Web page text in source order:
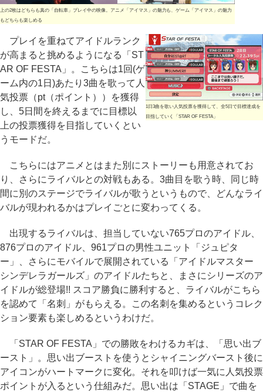
上の2枚はどちらも真の「自転車」プレイ中の映像。アニメ「アイマス」の魅力も、ゲーム「アイマス」の魅力
もどちらも楽しめる
1日3曲を歌い人気投票を獲得して、全5日で目標達成を
目指していく「STAR OF FESTA」
プレイを重ねてアイドルランク
が高まると挑めるようになる「ST
AR OF FESTA」。こちらは1回(ゲ
ーム内の1日)あたり3曲を歌って人
気投票（pt（ポイント））を獲得
し、5日間を終えるまでに目標以
上の投票獲得を目指していくとい
うモードだ。
こちらにはアニメとはまた別にストーリーも用意されてお
り、さらにライバルとの対戦もある。3曲目を歌う時、同じ時
間に別のステージでライバルが歌うというもので、どんなライ
バルが現われるかはプレイごとに変わってくる。
出現するライバルは、担当していない765プロのアイドル、
876プロのアイドル、961プロの男性ユニット「ジュピタ
ー」、さらにモバイルで展開されている「アイドルマスター
シンデレラガールズ」のアイドルたちと、まさにシリーズのア
イドルが総登場!! スコア勝負に勝利すると、ライバルがこちら
を認めて「名刺」がもらえる。この名刺を集めるというコレク
ション要素も楽しめるというわけだ。
「STAR OF FESTA」での勝敗をわけるカギは、「思い出ブ
ースト」。思い出ブーストを使うとシャイニングバースト後に
アイコンがハートマークに変化。それを叩けば一気に人気投票
ポイントが入るという仕組みだ。思い出は「STAGE」で曲を